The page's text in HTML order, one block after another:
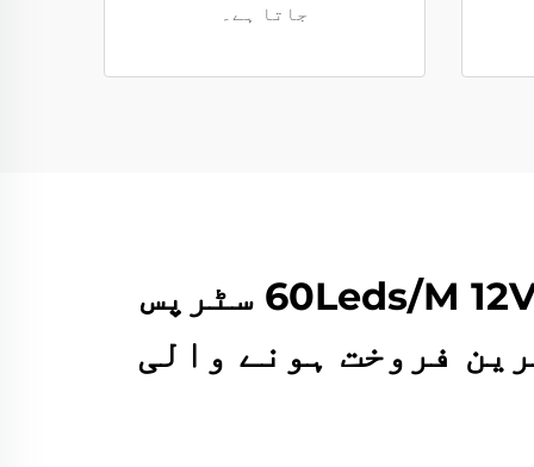
جاتا ہے۔
5050 Rgbw پروگرام ایبل ایل ای ڈی سٹرپ 60Leds/M 12V 12Mm سٹرپس
فروخت ہونے والی